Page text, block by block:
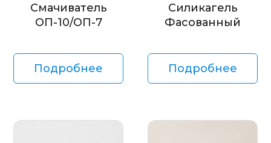
Смачиватель
ОП-10/ОП-7
Подробнее
Силикагель
Фасованный
Подробнее